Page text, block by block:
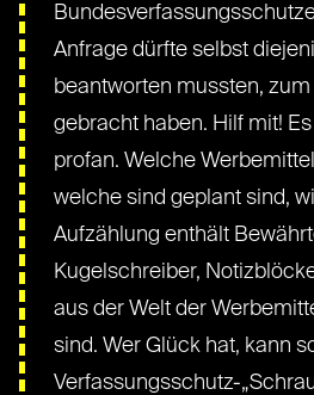
Anfrage dürfte selbst
beantworten mussten,
gebracht haben. Hilf mit!
profan. Welche
welche sind geplant sind,
Aufzählung enthält
Kugelschreiber,
aus der Welt der
sind. Wer Glück hat, kann
Verfassungsschutz-